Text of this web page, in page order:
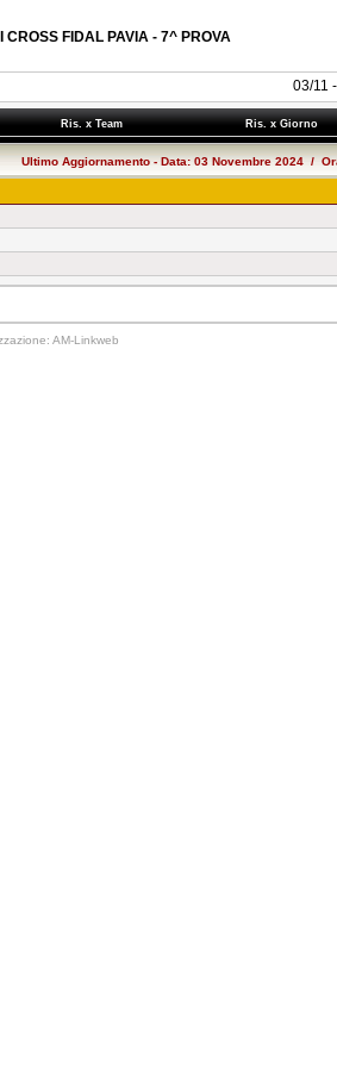
CROSS FIDAL PAVIA - 7^ PROVA
03/11
Ris. x Team Ris. x Giorno
Ultimo Aggiornamento - Data: 03 Novembre 2024 /
AM-Linkweb